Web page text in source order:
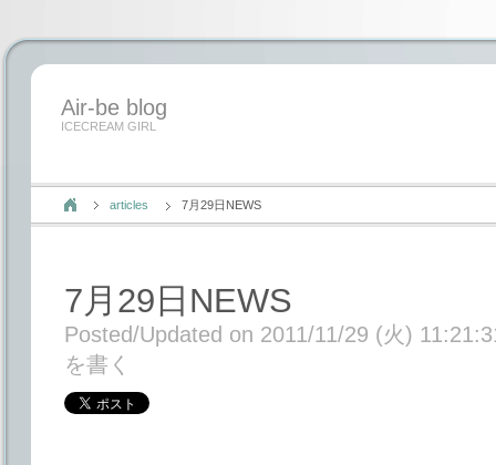
Air-be blog
ICECREAM GIRL
articles 7月29日NEWS
7月29日NEWS
Posted/Updated on 2011/11/29 (火)
を書く